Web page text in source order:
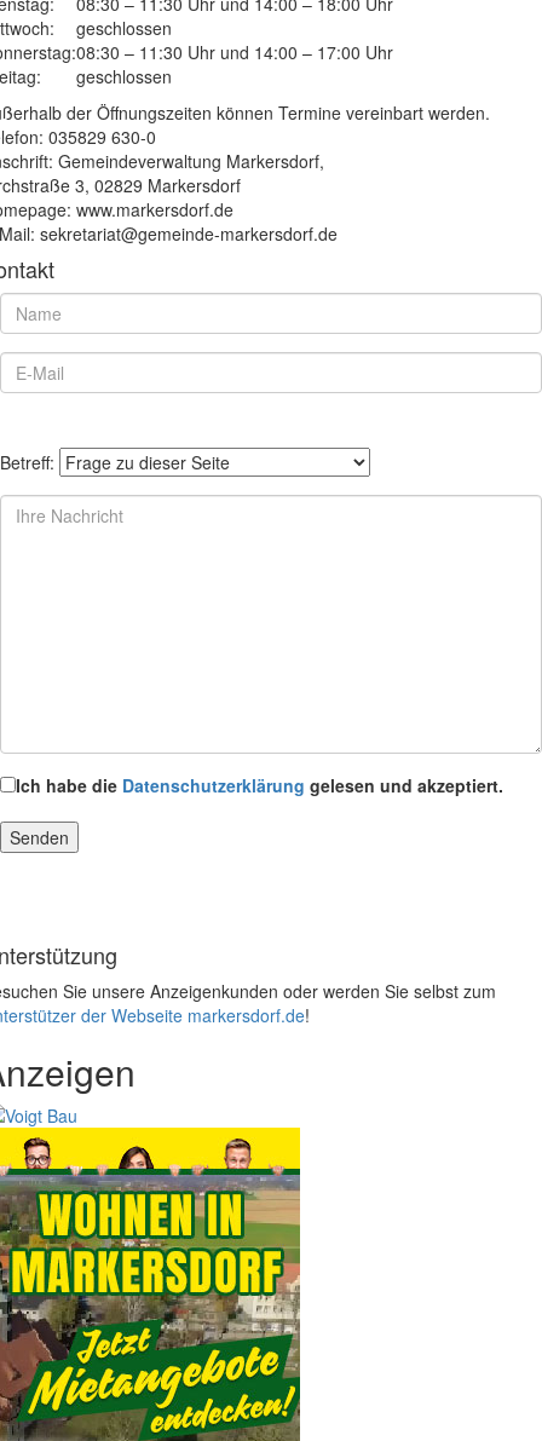
geschlossen
08:30 – 11:30 Uhr und 14:00 – 17:00 Uhr
geschlossen
der Öffnungszeiten können Termine vereinbart werden.
035829 630-0
Gemeindeverwaltung Markersdorf,
3, 02829 Markersdorf
www.markersdorf.de
sekretariat@gemeinde-markersdorf.de
Betreff:
Ich habe die Datenschutzerklärung gelesen und akzeptiert.
Sie unsere Anzeigenkunden oder werden Sie selbst zum
der Webseite markersdorf.de!